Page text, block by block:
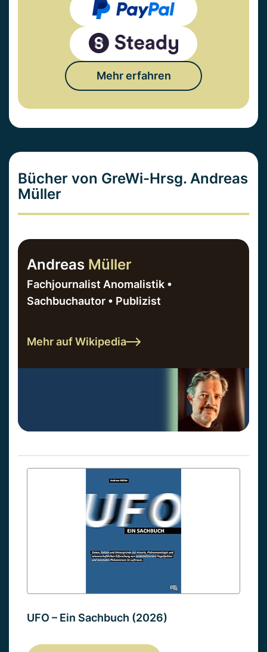
Mehr erfahren
Bücher von GreWi-Hrsg. Andreas
Müller
Andreas Müller
Fachjournalist Anomalistik •
Sachbuchautor • Publizist
Mehr auf Wikipedia
UFO – Ein Sachbuch (2026)